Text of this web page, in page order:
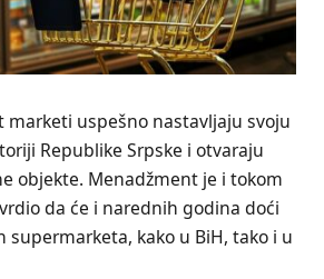
marketi uspešno nastavljaju svoju
Republike Srpske i otvaraju
objekte. Menadžment je i tokom
da će i narednih godina doći
supermarketa, kako u BiH, tako i u